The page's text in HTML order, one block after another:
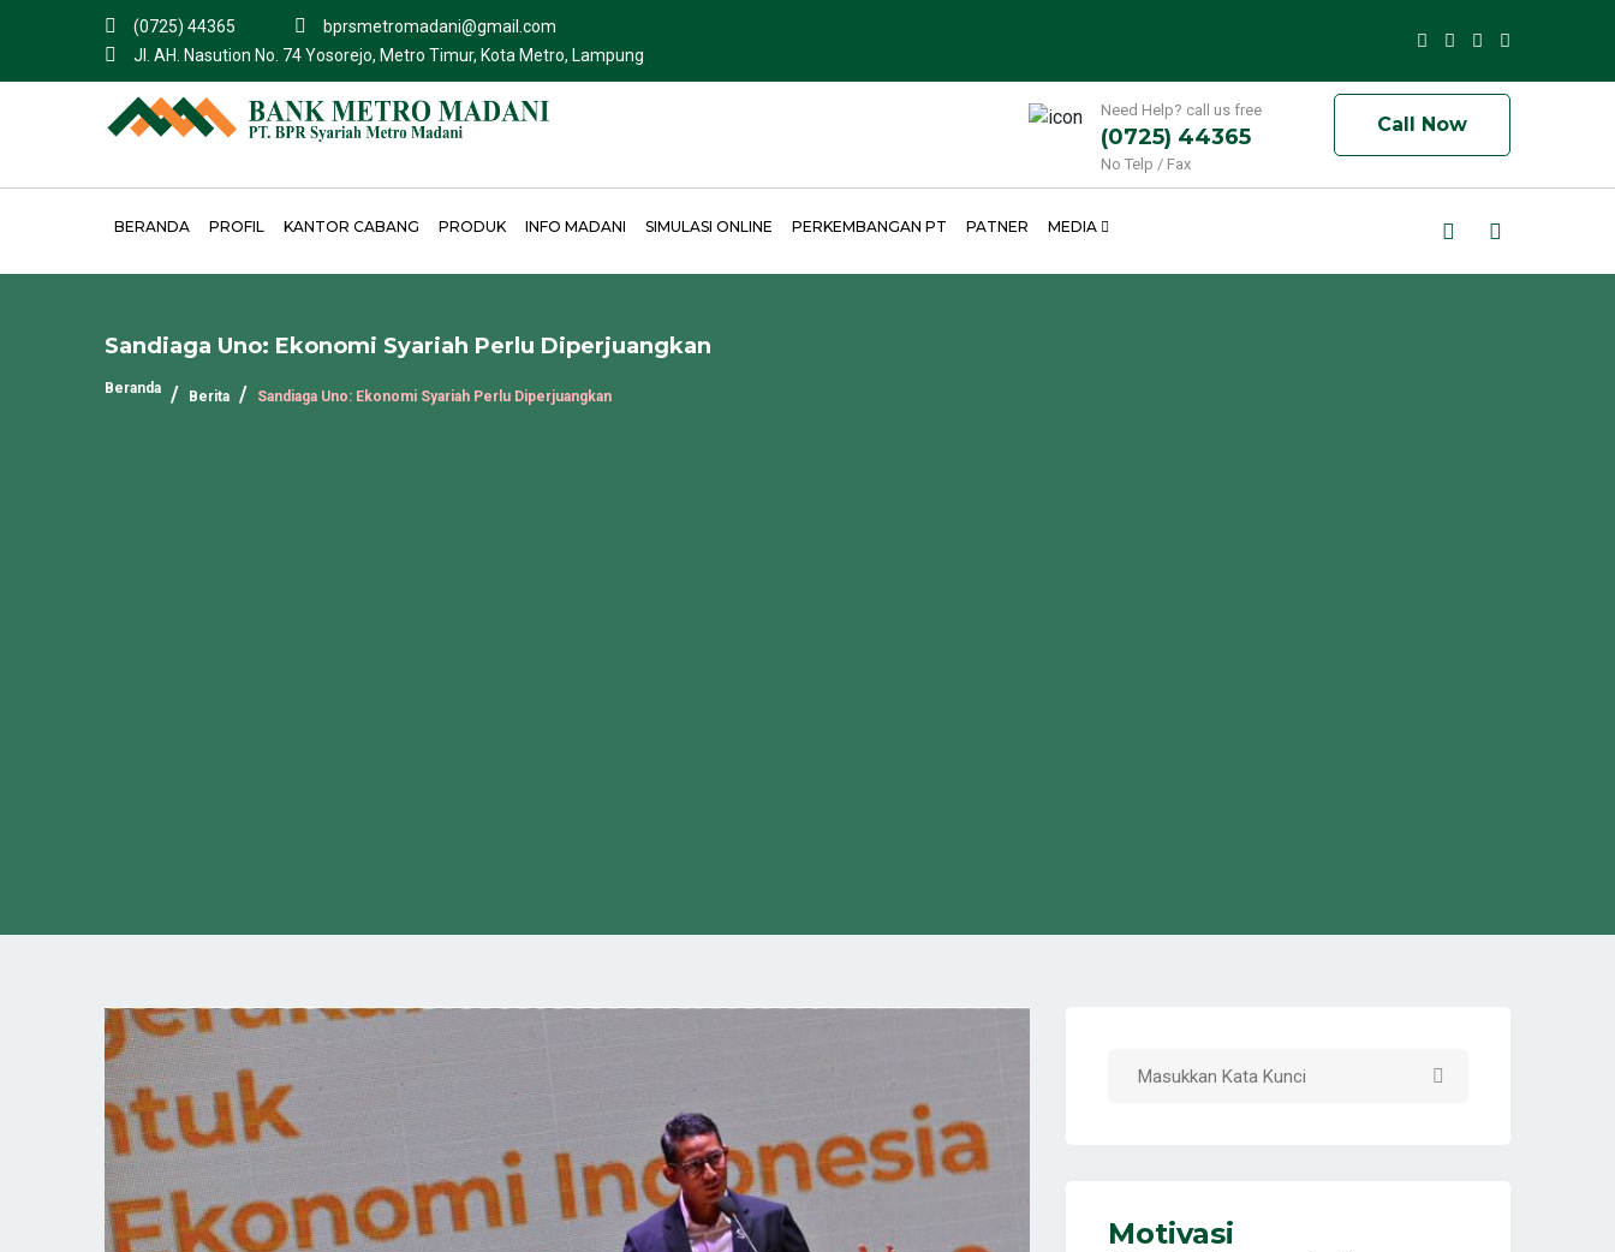
(0725) 44365
bprsmetromadani@gmail.com
Jl. AH. Nasution No. 74 Yosorejo, Metro Timur, Kota Metro, Lampung
Need Help? call us free
(0725) 44365
No Telp / Fax
Call Now
BERANDA PROFIL KANTOR CABANG PRODUK INFO MADANI SIMULASI ONLINE PERKEMBANGAN PT PATNER MEDIA
Sandiaga Uno: Ekonomi Syariah Perlu Diperjuangkan
Beranda Berita Sandiaga Uno: Ekonomi Syariah Perlu Diperjuangkan
Motivasi